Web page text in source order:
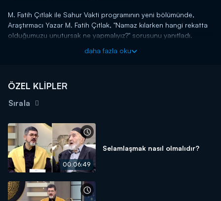
M. Fatih Çıtlak ile Sahur Vakti programının yeni bölümünde,
Araştırmacı Yazar M. Fatih Çıtlak, "Namaz kılarken hangi rekatta
olduğumuzu unutursak ne yapmalıyız?" sorusunu yanıtladı.
daha fazla oku
ÖZEL KLİPLER
Sırala
00:06:49
Selamlaşmak nasıl olmalıdır?